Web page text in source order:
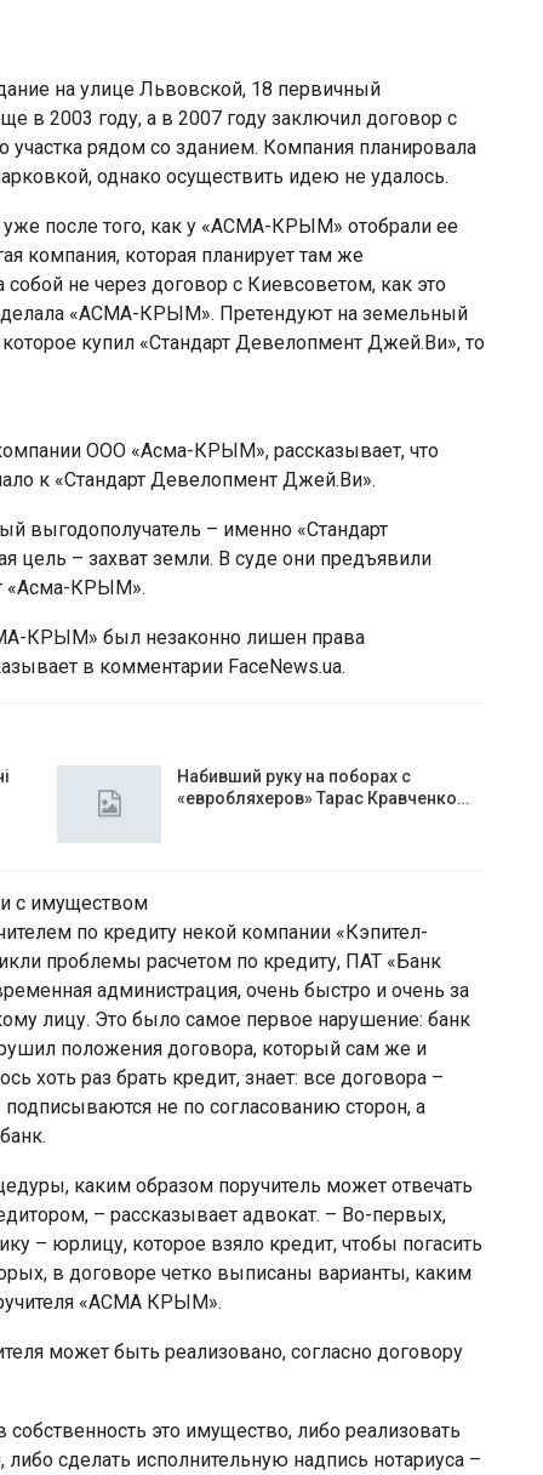
на улице Львовской, 18 первичный
2003 году, а в 2007 году заключил договор с
рядом со зданием. Компания планировала
однако осуществить идею не удалось.
после того, как у «АСМА-КРЫМ» отобрали ее
компания, которая планирует там же
не через договор с Киевсоветом, как это
«АСМА-КРЫМ». Претендуют на земельный
купил «Стандарт Девелопмент Джей.Ви», то
ООО «Асма-КРЫМ», рассказывает, что
к «Стандарт Девелопмент Джей.Ви».
выгодополучатель – именно «Стандарт
цель – захват земли. В суде они предъявили
«Асма-КРЫМ».
КРЫМ» был незаконно лишен права
в комментарии FaceNews.ua.
Набивший руку на поборах с
«евробляхеров» Тарас Кравченко…
с имуществом
по кредиту некой компании «Кэпител-
проблемы расчетом по кредиту, ПАТ «Банк
администрация, очень быстро и очень за
лицу. Это было самое первое нарушение: банк
положения договора, который сам же и
хоть раз брать кредит, знает: все договора –
не по согласованию сторон, а
каким образом поручитель может отвечать
– рассказывает адвокат. – Во-первых,
– юрлицу, которое взяло кредит, чтобы погасить
в договоре четко выписаны варианты, каким
«АСМА КРЫМ».
может быть реализовано, согласно договору
это имущество, либо реализовать
либо сделать исполнительную надпись нотариуса –